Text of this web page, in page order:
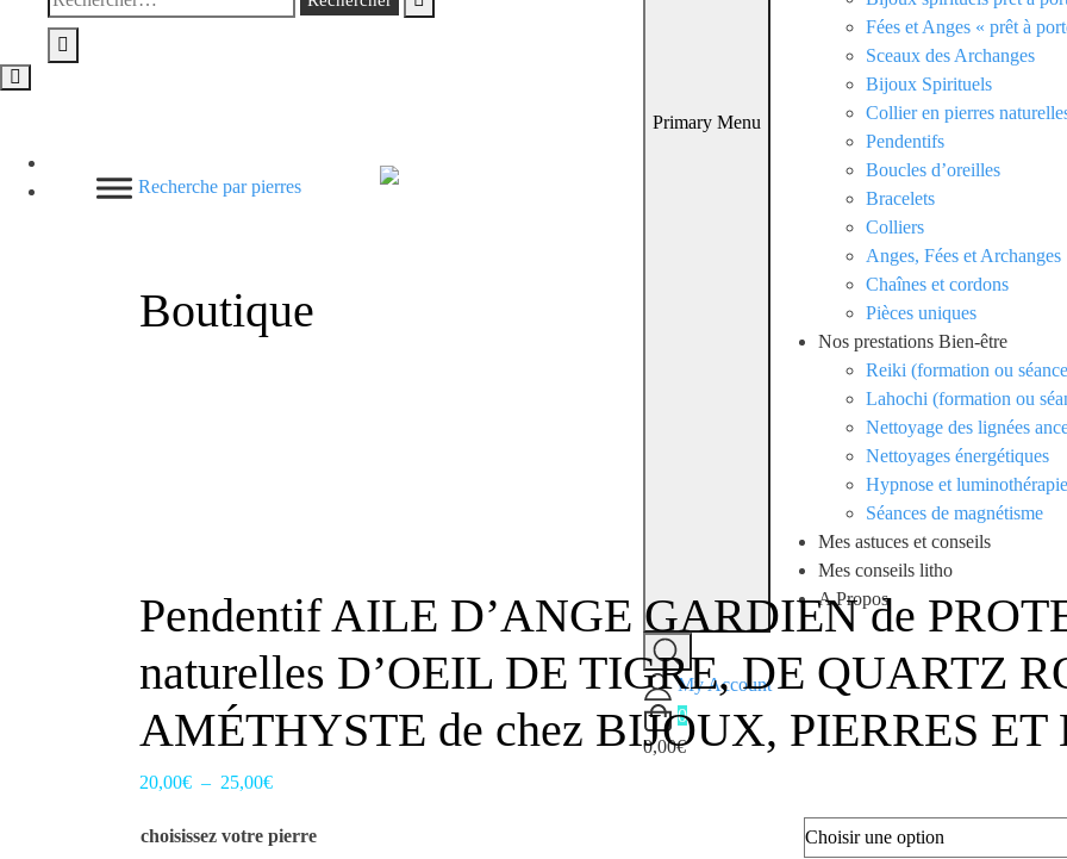
Recherche par pierres
Primary Menu
Fées et Anges « prêt à
Sceaux des Archanges
Bijoux Spirituels
Collier en pierres
Pendentifs
Boucles d’oreilles
Bracelets
Colliers
Anges, Fées et Archanges
Chaînes et cordons
Pièces uniques
Nos prestations Bien-être
Reiki (formation ou
Lahochi (formation ou
Nettoyage des lignées
Nettoyages énergétiques
Hypnose et luminothérapie
Séances de magnétisme
Mes astuces et conseils
Mes conseils litho
A Propos
My Account
0
0,00€
Boutique
Pendentif AILE D’ANGE GARDIEN de
naturelles D’OEIL DE TIGRE, DE QUARTZ
AMÉTHYSTE de chez BIJOUX, PIERRES ET
20,00€ – 25,00€
prix :
choisissez votre pierre